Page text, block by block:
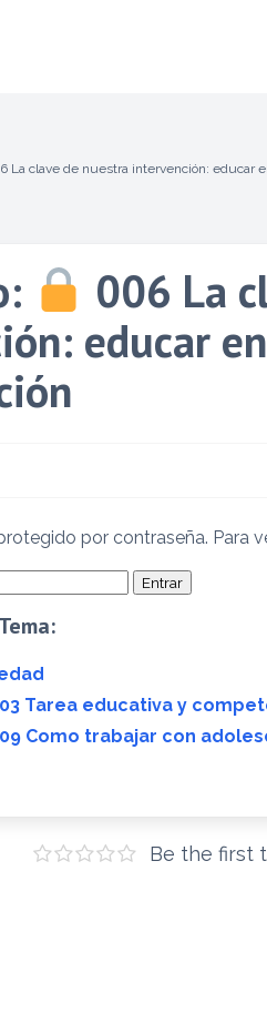
La clave de nuestra intervención: educar
006 La
educar
por contraseña. Para
Tarea educativa y
Como trabajar con
Be the first